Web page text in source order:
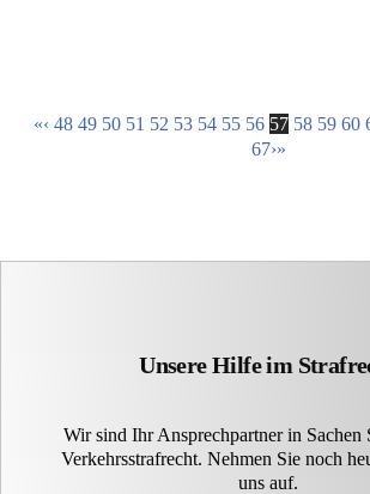
«‹ 48 49 50 51 52 53 54 55 56 57 58 59 60
67›»
Unsere Hilfe im
Wir sind Ihr Ansprechpartner in Sachen
Verkehrsstrafrecht. Nehmen Sie noch
uns auf.